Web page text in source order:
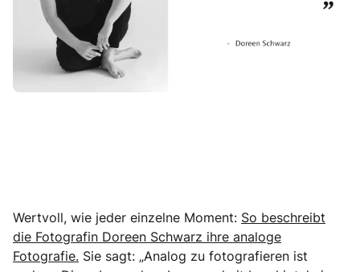
Wertvoll, wie jeder einzelne Moment: So beschreibt
die Fotografin Doreen Schwarz ihre analoge
Fotografie. Sie sagt: „Analog zu fotografieren ist